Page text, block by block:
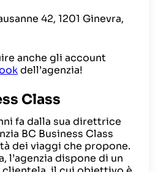
42, 1201 Ginevra,
anche gli account
dell’agenzia!
Class
fa dalla sua direttrice
BC Business Class
dei viaggi che propone.
l’agenzia dispone di un